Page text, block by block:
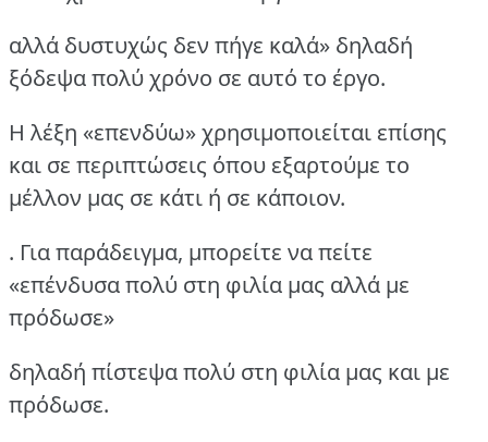
αλλά δυστυχώς δεν πήγε καλά» δηλαδή
ξόδεψα πολύ χρόνο σε αυτό το έργο.
Η λέξη «επενδύω» χρησιμοποιείται επίσης
και σε περιπτώσεις όπου εξαρτούμε το
μέλλον μας σε κάτι ή σε κάποιον.
. Για παράδειγμα, μπορείτε να πείτε
«επένδυσα πολύ στη φιλία μας αλλά με
πρόδωσε»
δηλαδή πίστεψα πολύ στη φιλία μας και με
πρόδωσε.